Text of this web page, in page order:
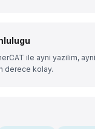
ile ayni yazilim,
derece kolay.